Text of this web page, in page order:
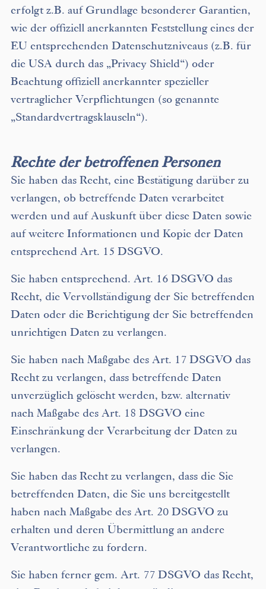
erfolgt z.B. auf Grundlage besonderer Garantien,
wie der offiziell anerkannten Feststellung eines der
EU entsprechenden Datenschutzniveaus (z.B. für
die USA durch das „Privacy Shield“) oder
Beachtung offiziell anerkannter spezieller
vertraglicher Verpflichtungen (so genannte
„Standardvertragsklauseln“).
Rechte der betroffenen Personen
Sie haben das Recht, eine Bestätigung darüber zu
verlangen, ob betreffende Daten verarbeitet
werden und auf Auskunft über diese Daten sowie
auf weitere Informationen und Kopie der Daten
entsprechend Art. 15 DSGVO.
Sie haben entsprechend. Art. 16 DSGVO das
Recht, die Vervollständigung der Sie betreffenden
Daten oder die Berichtigung der Sie betreffenden
unrichtigen Daten zu verlangen.
Sie haben nach Maßgabe des Art. 17 DSGVO das
Recht zu verlangen, dass betreffende Daten
unverzüglich gelöscht werden, bzw. alternativ
nach Maßgabe des Art. 18 DSGVO eine
Einschränkung der Verarbeitung der Daten zu
verlangen.
Sie haben das Recht zu verlangen, dass die Sie
betreffenden Daten, die Sie uns bereitgestellt
haben nach Maßgabe des Art. 20 DSGVO zu
erhalten und deren Übermittlung an andere
Verantwortliche zu fordern.
Sie haben ferner gem. Art. 77 DSGVO das Recht,